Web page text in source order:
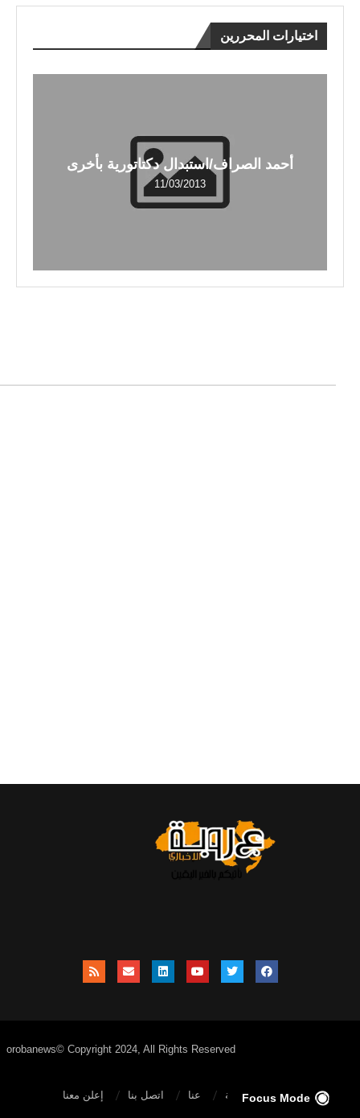
اختيارات المحررين
أحمد الصراف/استبدال دكتاتورية بأخرى
11/03/2013
orobanews© Copyright 2024, All Rights Reserved
الصفحة الرئيسية عنا اتصل بنا إعلن معنا Focus Mode